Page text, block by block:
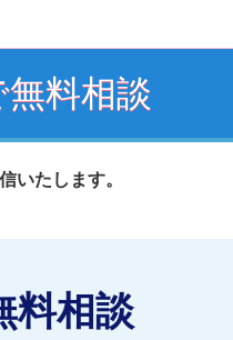
無料相談
いたします。
料相談